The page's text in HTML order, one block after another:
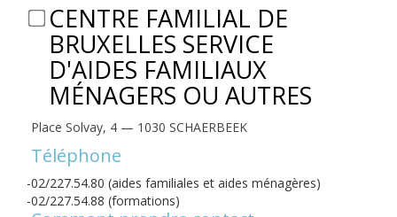
CENTRE FAMILIAL DE
BRUXELLES SERVICE
D'AIDES FAMILIAUX
MÉNAGERS OU AUTRES
Place Solvay, 4 — 1030 SCHAERBEEK
Téléphone
02/227.54.80 (aides familiales et aides ménagères)
02/227.54.88 (formations)